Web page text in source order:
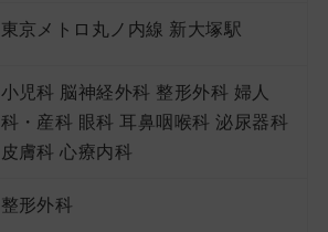
東京メトロ丸ノ内線 新大塚駅
小児科 脳神経外科 整形外科 婦人
科・産科 眼科 耳鼻咽喉科 泌尿器科
皮膚科 心療内科
整形外科